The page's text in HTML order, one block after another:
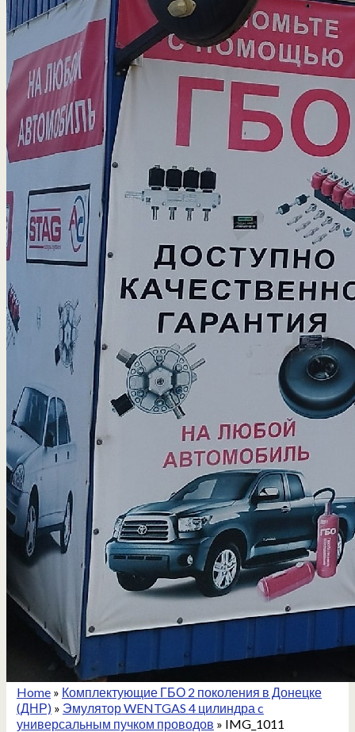
Home» Комплектующие ГБО 2 поколения в Донецке
(ДНР)» Эмулятор WENTGAS 4 цилиндра c
универсальным пучком проводов » IMG_1011